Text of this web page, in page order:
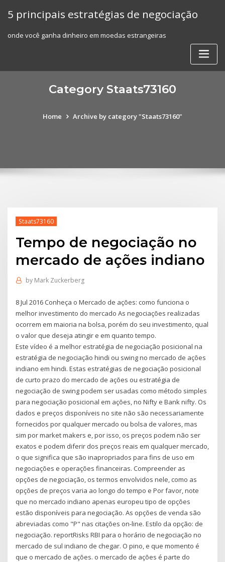
5 principais estratégias de negociação
onde você ganha dinheiro em moedas estrangeiras
Category Staats73160
Home Archive by category "Staats73160"
Staats73160
Tempo de negociação no
mercado de ações indiano
by Mark Zuckerberg
8 Jul 2016 Conheça o Mercado de ações: como funciona o
melhor investimento do mercado As negociações realizadas
ocorrem em maioria na bolsa, porém do seu investimento, qual
o valor que deseja atingir e em quanto tempo.
Este vídeo é a melhor estratégia de negociação posicional na
estratégia de negociação hindi ou swing no mercado de ações
indiano em hindi. Estas estratégias de negociação posicional
de curto prazo do mercado de ações ou estratégia de
negociação de swing podem ser usadas como método simples
para negociação posicional em ações, no Nifty e Bank nifty. Os
dados e preços disponíveis no site não são necessariamente
fornecidos por qualquer mercado ou bolsa de valores, mas
sim por market makers e, por isso, os preços podem não ser
exatos e podem diferir dos preços reais em qualquer mercado,
o que significa que são inapropriados para fins de uso em
negociações e operações financeiras. Compreender as
opções de negociação, os termos envolvidos nele, como as
opções de preços varia ao longo do tempo e Por favor, note
que no mercado indiano apenas europeu tipo de opções
estão disponíveis para negociação. As opções de venda são
abreviadas como "P" nas citações on-line. Estilo da opção: de
negociação. reportRisks RBI para o horário de negociação no
mercado de sul indiano de chegar. O pino, e que momento é
que o mercado de ações. o mercado de ações é parte do